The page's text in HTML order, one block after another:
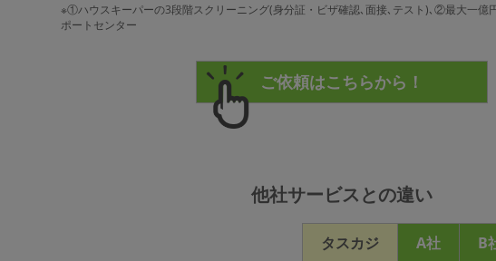
※①ハウスキーパーの3段階スクリーニング(身分証・ビザ確認､面接､テスト)､②最大一億
ポートセンター
他社サービスとの違い
タスカジ A社
B